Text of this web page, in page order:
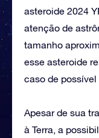
asteroide 2024
atenção de
tamanho
esse asteroide
caso de
Apesar de sua
à Terra, a